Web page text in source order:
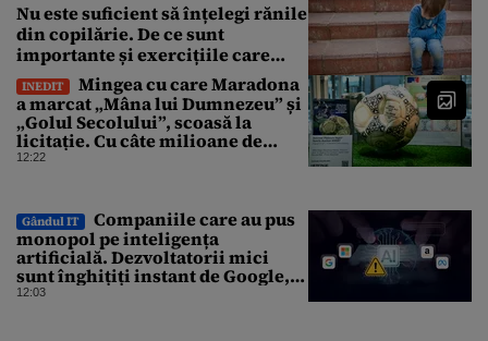
Nu este suficient să înțelegi rănile
din copilărie. De ce sunt
importante și exercițiile care
calmează sistemul nervos
INEDIT
Mingea cu care Maradona
a marcat „Mâna lui Dumnezeu” și
„Golul Secolului”, scoasă la
licitație. Cu câte milioane de
dolari ar putea fi vândută
12:22
Gândul IT
Companiile care au pus
monopol pe inteligența
artificială. Dezvoltatorii mici
sunt înghițiți instant de Google,
Amazon sau Microsoft
12:03